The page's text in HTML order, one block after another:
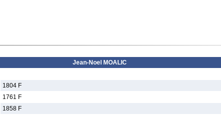
Jean-Noel MOALIC
1804 F
1761 F
1858 F